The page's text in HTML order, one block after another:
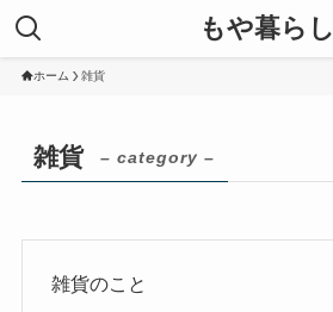
もや暮らし
ホーム 雑貨
雑貨 – category –
雑貨のこと